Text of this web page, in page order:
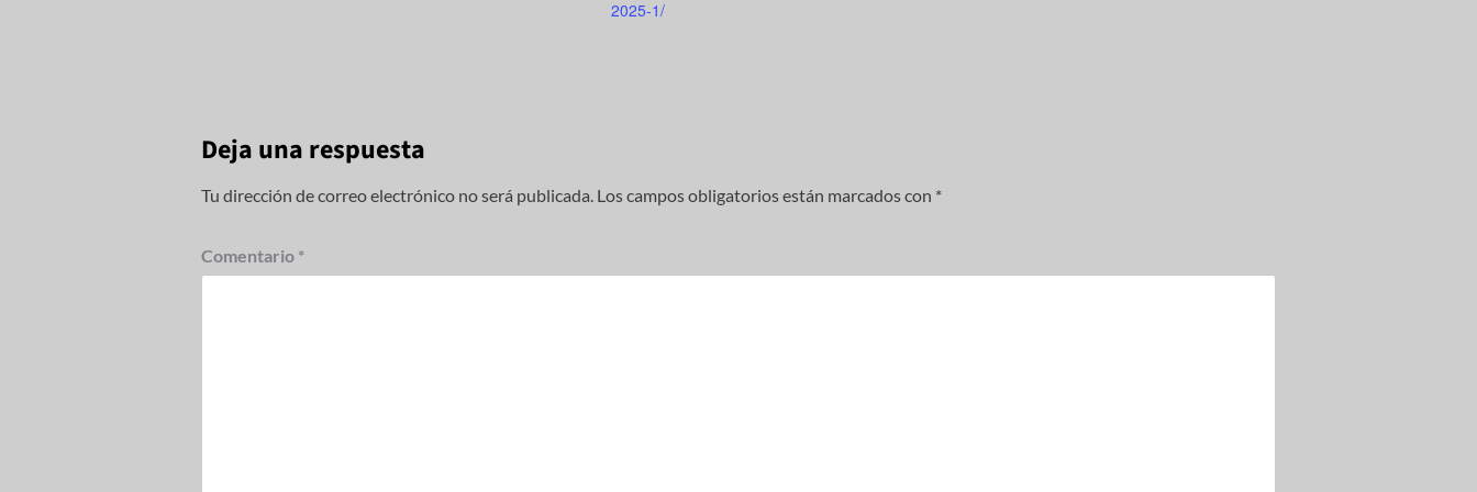
2025-1/
Deja una respuesta
Tu dirección de correo electrónico no será publicada. Los campos obligatorios están marcados con *
Comentario *